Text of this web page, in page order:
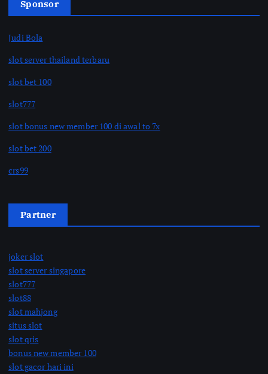
Sponsor
Judi Bola
slot server thailand terbaru
slot bet 100
slot777
slot bonus new member 100 di awal to 7x
slot bet 200
crs99
Partner
joker slot
slot server singapore
slot777
slot88
slot mahjong
situs slot
slot qris
bonus new member 100
slot gacor hari ini